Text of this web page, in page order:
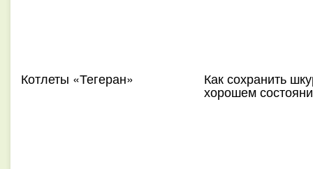
Котлеты «Тегеран» Как сохранить
хорошем